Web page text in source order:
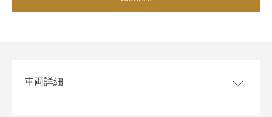
車両詳細